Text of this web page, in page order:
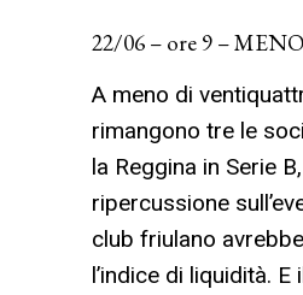
22/06 – ore 9 –
A meno di
rimangono tre le
la Reggina in Serie
ripercussione
club friulano
l’indice di liquidità.